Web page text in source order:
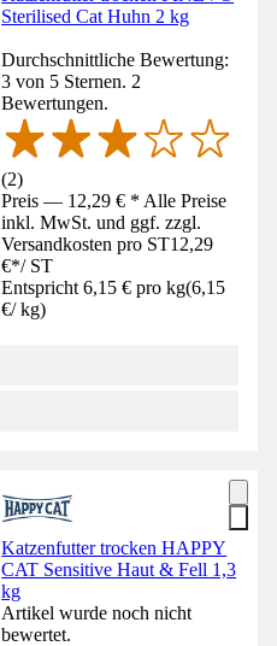
Sterilised Cat Huhn 2 kg
Durchschnittliche Bewertung:
3 von 5 Sternen. 2
Bewertungen.
(2)
Preis — 12,29 € * Alle Preise
inkl. MwSt. und ggf. zzgl.
Versandkosten pro ST12,29
€*/ ST
Entspricht 6,15 € pro kg(6,15
€/ kg)
Katzenfutter trocken HAPPY
CAT Sensitive Haut & Fell 1,3
kg
Artikel wurde noch nicht
bewertet.